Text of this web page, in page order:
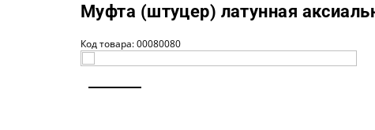
Муфта (штуцер) латунная
Код товара: 00080080